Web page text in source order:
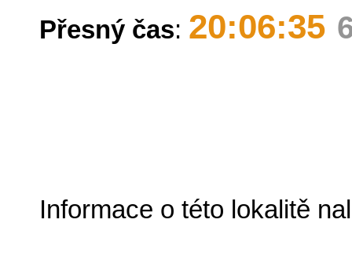
Přesný čas: 20:06:35
Informace o této lokalitě